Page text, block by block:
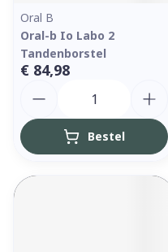
Oral B
Oral-b Io Labo 2
Tandenborstel
€ 84,98
Bestel